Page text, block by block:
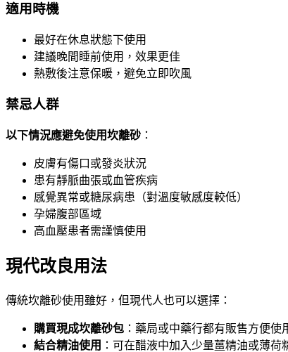
適用時機
最好在休息狀態下使用
建議晚間睡前使用，效果更佳
熱敷後注意保暖，避免立即吹風
禁忌人群
以下情況應避免使用坎離砂 ：
皮膚有傷口或發炎狀況
患有靜脈曲張或血管疾病
感覺異常或糖尿病患（對溫度敏感度較低）
孕婦腹部區域
高血壓患者需謹慎使用
現代改良用法
傳統坎離砂使用雖好，但現代人也可以選擇：
購買現成坎離砂包 ：藥局或中藥行都有販售方便使
結合精油使用 ：可在醋液中加入少量薑精油或薄荷